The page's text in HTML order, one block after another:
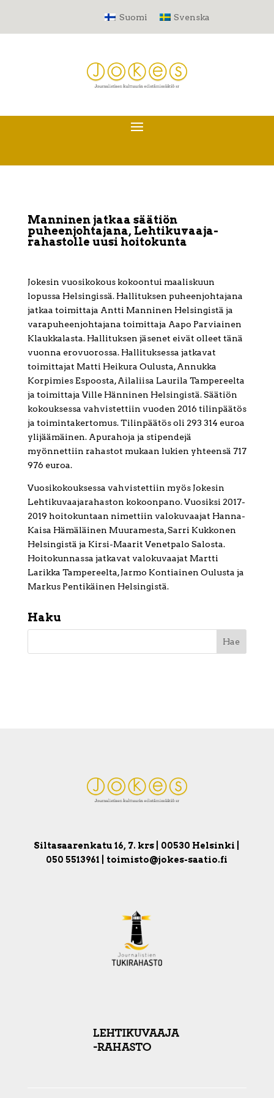
Suomi Svenska
Manninen jatkaa säätiön
puheenjohtajana, Lehtikuvaaja-
rahastolle uusi hoitokunta
Jokesin vuosikokous kokoontui maaliskuun
lopussa Helsingissä. Hallituksen puheenjohtajana
jatkaa toimittaja Antti Manninen Helsingistä ja
varapuheenjohtajana toimittaja Aapo Parviainen
Klaukkalasta. Hallituksen jäsenet eivät olleet tänä
vuonna erovuorossa. Hallituksessa jatkavat
toimittajat Matti Heikura Oulusta, Annukka
Korpimies Espoosta, Ailaliisa Laurila Tampereelta
ja toimittaja Ville Hänninen Helsingistä. Säätiön
kokouksessa vahvistettiin vuoden 2016 tilinpäätös
ja toimintakertomus. Tilinpäätös oli 293 314 euroa
ylijäämäinen. Apurahoja ja stipendejä
myönnettiin rahastot mukaan lukien yhteensä 717
976 euroa.
Vuosikokouksessa vahvistettiin myös Jokesin
Lehtikuvaajarahaston kokoonpano. Vuosiksi 2017-
2019 hoitokuntaan nimettiin valokuvaajat Hanna-
Kaisa Hämäläinen Muuramesta, Sarri Kukkonen
Helsingistä ja Kirsi-Maarit Venetpalo Salosta.
Hoitokunnassa jatkavat valokuvaajat Martti
Larikka Tampereelta, Jarmo Kontiainen Oulusta ja
Markus Pentikäinen Helsingistä.
Haku
Siltasaarenkatu 16, 7. krs | 00530 Helsinki |
050 5513961 | toimisto@jokes-saatio.fi